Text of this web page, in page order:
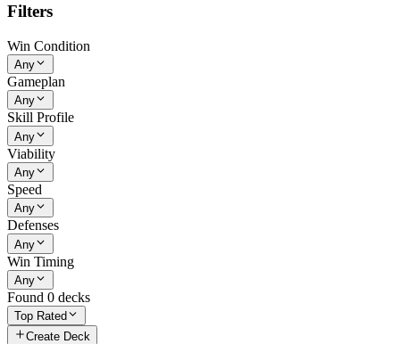
Filters
Win Condition
Any
Gameplan
Any
Skill Profile
Any
Viability
Any
Speed
Any
Defenses
Any
Win Timing
Any
Found 0 decks
Top Rated
Create Deck